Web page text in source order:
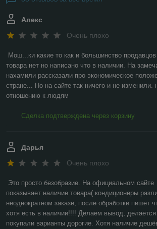
Алекс
Очень плохо
Мош...ки какие то как и большинство
товара нет но написано что в наличии. На
нахамили рассказали про экономическое
стране... Но на сайте так ничего и не изменили.
отношению к людям
Сделка подтверждена через корзину
Дарья
Очень плохо
Это просто безобразие. На официальном сайте
показывает наличие товара( кондиционеры
неоднократном заказе, после обработки пишет
хотя есть в наличии!!!! Делаем вывод,
покупали варианты дорогие. Хотя наличие